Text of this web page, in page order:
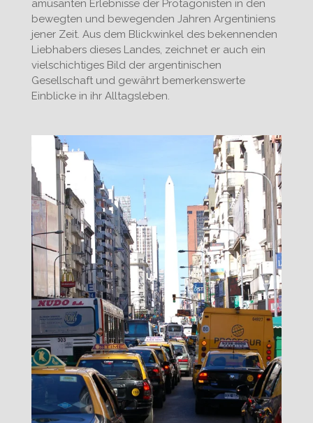
amüsanten Erlebnisse der Protagonisten in den
bewegten und bewegenden Jahren Argentiniens
jener Zeit. Aus dem Blickwinkel des bekennenden
Liebhabers dieses Landes, zeichnet er auch ein
vielschichtiges Bild der argentinischen
Gesellschaft und gewährt bemerkenswerte
Einblicke in ihr Alltagsleben.